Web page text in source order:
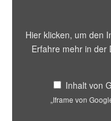
Adresse
Hier klicken, um den
Erfahre mehr in der
Inhalt von
„Iframe von